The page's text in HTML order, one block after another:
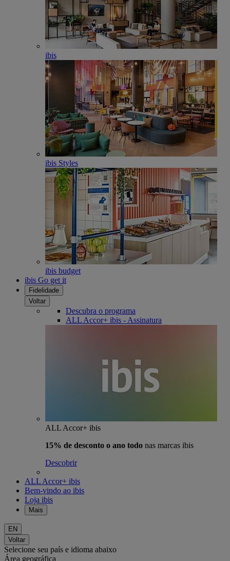
ibis
ibis Styles
ibis budget
ibis Go get it
Fidelidade
Voltar
Descubra o programa
ALL Accor+ ibis - Assinatura
ALL Accor+ ibis
15% de desconto o ano todo nas marcas ibis
Descobrir
ALL Accor+ ibis
Bem-vindo ao ibis
Loja ibis
Mais
EN
Voltar
Selecione seu país e idioma abaixo
Área geográfica